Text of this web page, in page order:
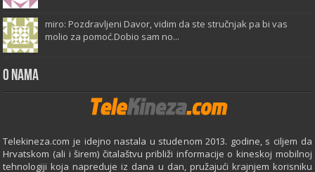
miro: Pozdravljeni Davor, vidim da ste stručnjak pa bi vas
molio za pomoć.Dobio sam no...
O Nama
Telekineza.com je idejno nastala u studenom 2013. godine, s ciljem da
Hrvatskom (ali i širem) čitalaštvu približi informacije o kineskoj mobilnoj
tehnologiji koja napreduje iz dana u dan, pružajući krajnjem korisniku